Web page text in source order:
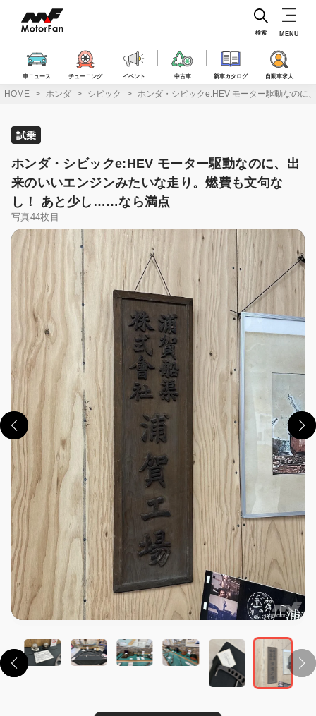
ス
車ニュース チューニング イベント 中古車 新車カタログ 自動車求人
検索 MENU
HOME ホンダ シビック ホンダ・シビックe:HEV モーター駆動なの
試乗
ホンダ・シビックe:HEV モーター駆動なのに、出
来のいいエンジンみたいな走り。燃費も文句な
し！ あと少し……なら満点
写真44枚目
この画像の記事を読む